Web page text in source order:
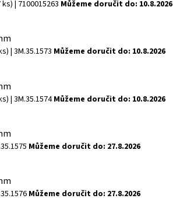
ks)| 7100015263 Můžeme doručit do: 10.8.2026
| 3M.35.1573 Můžeme doručit do: 10.8.2026
| 3M.35.1574Můžeme doručit do: 10.8.2026
Můžeme doručit do: 27.8.2026
Můžeme doručit do: 27.8.2026